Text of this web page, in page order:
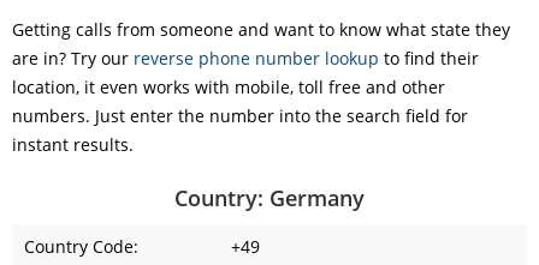
Getting calls from someone and want to know what state they
are in? Try our reverse phone number lookup to find their
location, it even works with mobile, toll free and other
numbers. Just enter the number into the search field for
instant results.
Country: Germany
Country Code:
+49